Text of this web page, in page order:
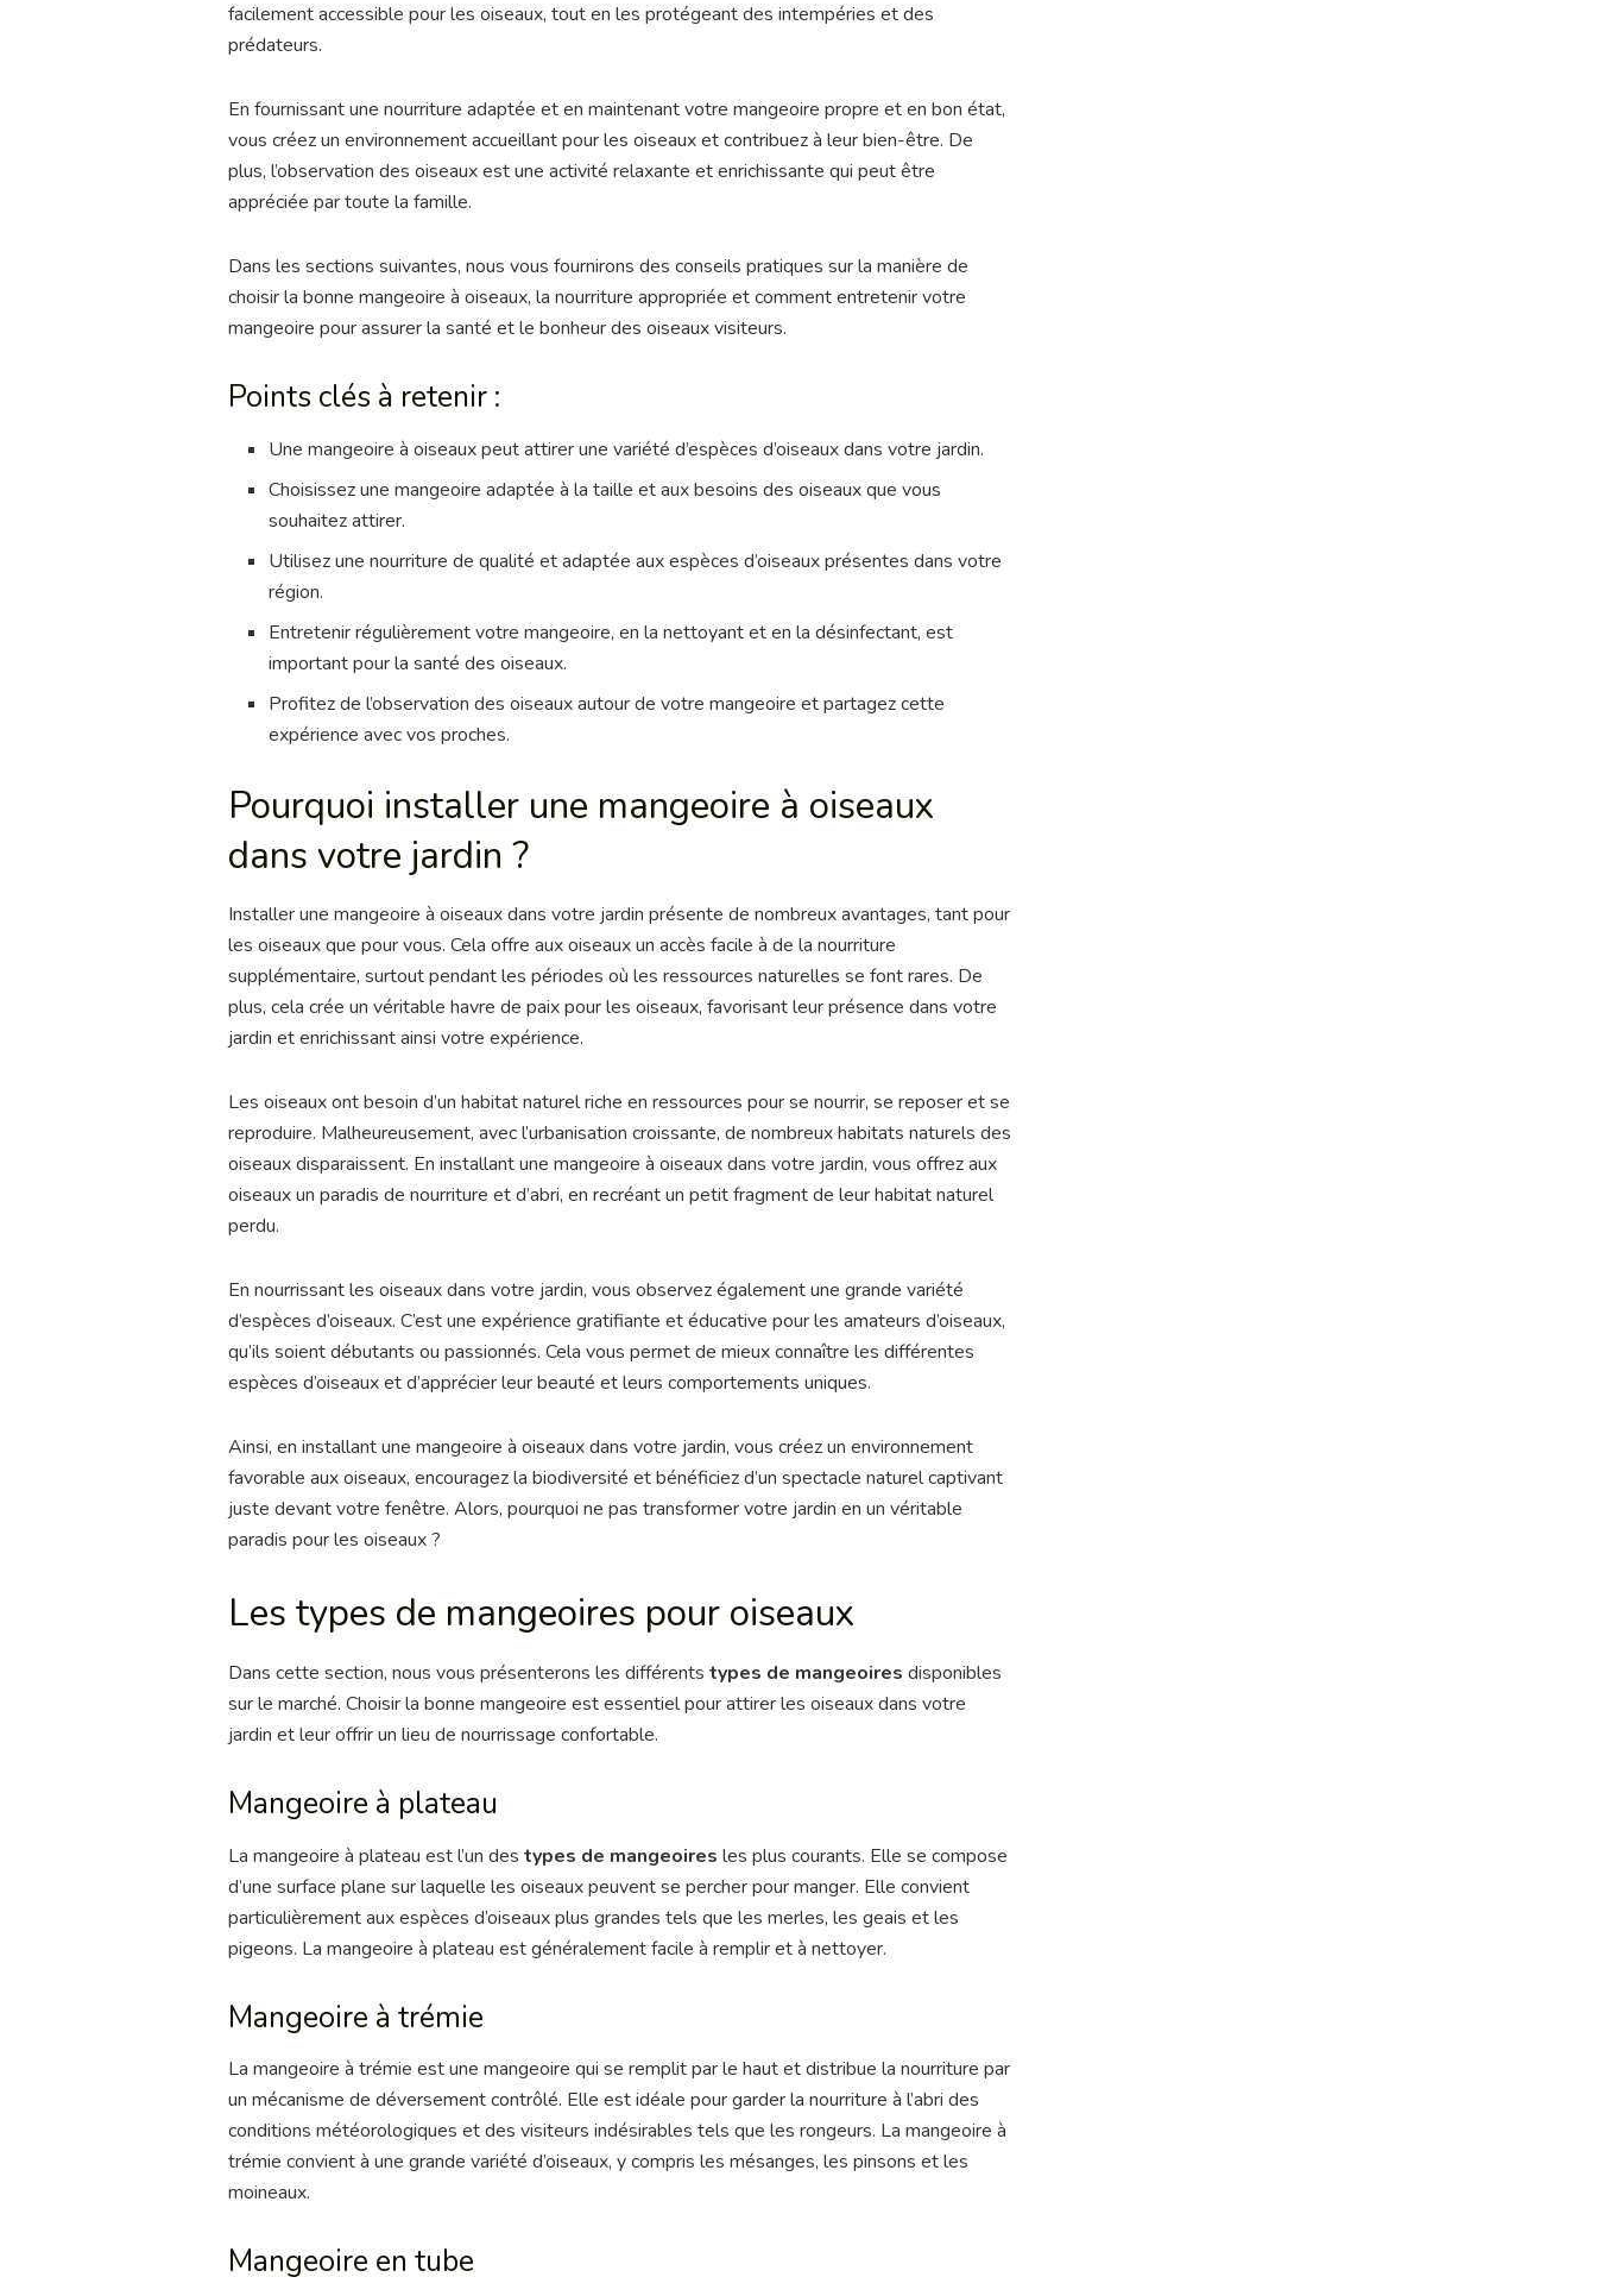
facilement accessible pour les oiseaux, tout en les protégeant des intempéries et des
prédateurs.
En fournissant une nourriture adaptée et en maintenant votre mangeoire propre et en bon état,
vous créez un environnement accueillant pour les oiseaux et contribuez à leur bien-être. De
plus, l’observation des oiseaux est une activité relaxante et enrichissante qui peut être
appréciée par toute la famille.
Dans les sections suivantes, nous vous fournirons des conseils pratiques sur la manière de
choisir la bonne mangeoire à oiseaux, la nourriture appropriée et comment entretenir votre
mangeoire pour assurer la santé et le bonheur des oiseaux visiteurs.
Points clés à retenir :
Une mangeoire à oiseaux peut attirer une variété d’espèces d’oiseaux dans votre jardin.
Choisissez une mangeoire adaptée à la taille et aux besoins des oiseaux que vous
souhaitez attirer.
Utilisez une nourriture de qualité et adaptée aux espèces d’oiseaux présentes dans votre
région.
Entretenir régulièrement votre mangeoire, en la nettoyant et en la désinfectant, est
important pour la santé des oiseaux.
Profitez de l’observation des oiseaux autour de votre mangeoire et partagez cette
expérience avec vos proches.
Pourquoi installer une mangeoire à oiseaux
dans votre jardin ?
Installer une mangeoire à oiseaux dans votre jardin présente de nombreux avantages, tant pour
les oiseaux que pour vous. Cela offre aux oiseaux un accès facile à de la nourriture
supplémentaire, surtout pendant les périodes où les ressources naturelles se font rares. De
plus, cela crée un véritable havre de paix pour les oiseaux, favorisant leur présence dans votre
jardin et enrichissant ainsi votre expérience.
Les oiseaux ont besoin d’un habitat naturel riche en ressources pour se nourrir, se reposer et se
reproduire. Malheureusement, avec l’urbanisation croissante, de nombreux habitats naturels des
oiseaux disparaissent. En installant une mangeoire à oiseaux dans votre jardin, vous offrez aux
oiseaux un paradis de nourriture et d’abri, en recréant un petit fragment de leur habitat naturel
perdu.
En nourrissant les oiseaux dans votre jardin, vous observez également une grande variété
d’espèces d’oiseaux. C’est une expérience gratifiante et éducative pour les amateurs d’oiseaux,
qu’ils soient débutants ou passionnés. Cela vous permet de mieux connaître les différentes
espèces d’oiseaux et d’apprécier leur beauté et leurs comportements uniques.
Ainsi, en installant une mangeoire à oiseaux dans votre jardin, vous créez un environnement
favorable aux oiseaux, encouragez la biodiversité et bénéficiez d’un spectacle naturel captivant
juste devant votre fenêtre. Alors, pourquoi ne pas transformer votre jardin en un véritable
paradis pour les oiseaux ?
Les types de mangeoires pour oiseaux
Dans cette section, nous vous présenterons les différents types de mangeoires disponibles
sur le marché. Choisir la bonne mangeoire est essentiel pour attirer les oiseaux dans votre
jardin et leur offrir un lieu de nourrissage confortable.
Mangeoire à plateau
La mangeoire à plateau est l’un des types de mangeoires les plus courants. Elle se compose
d’une surface plane sur laquelle les oiseaux peuvent se percher pour manger. Elle convient
particulièrement aux espèces d’oiseaux plus grandes tels que les merles, les geais et les
pigeons. La mangeoire à plateau est généralement facile à remplir et à nettoyer.
Mangeoire à trémie
La mangeoire à trémie est une mangeoire qui se remplit par le haut et distribue la nourriture par
un mécanisme de déversement contrôlé. Elle est idéale pour garder la nourriture à l’abri des
conditions météorologiques et des visiteurs indésirables tels que les rongeurs. La mangeoire à
trémie convient à une grande variété d’oiseaux, y compris les mésanges, les pinsons et les
moineaux.
Mangeoire en tube